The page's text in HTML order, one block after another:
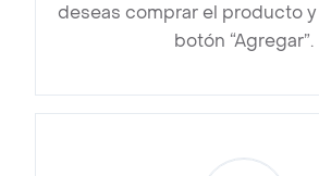
deseas comprar el producto
botón “Agregar”.